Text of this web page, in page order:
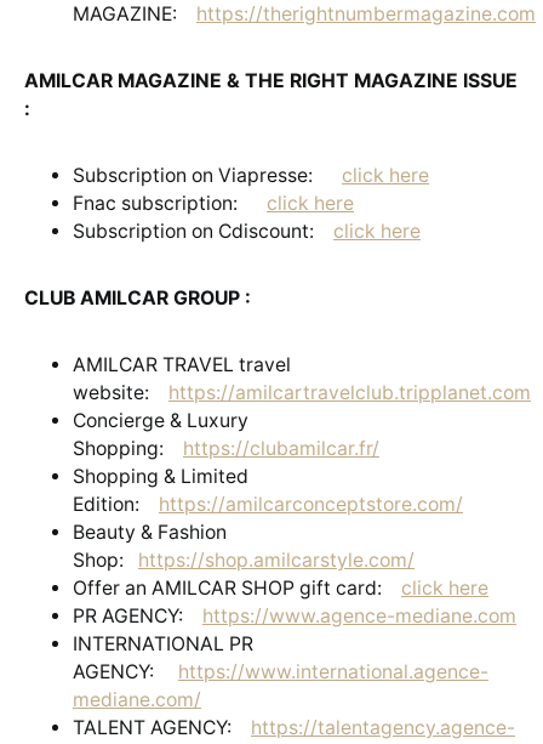
MAGAZINE: https://therightnumbermagazine.com
AMILCAR MAGAZINE & THE RIGHT MAGAZINE ISSUE
:
Subscription on Viapresse: click here
Fnac subscription: click here
Subscription on Cdiscount: click here
CLUB AMILCAR GROUP :
AMILCAR TRAVEL travel
website: https://amilcartravelclub.tripplanet.com
Concierge & Luxury
Shopping: https://clubamilcar.fr/
Shopping & Limited
Edition: https://amilcarconceptstore.com/
Beauty & Fashion
Shop: https://shop.amilcarstyle.com/
Offer an AMILCAR SHOP gift card: click here
PR AGENCY: https://www.agence-mediane.com
INTERNATIONAL PR
AGENCY: https://www.international.agence-
mediane.com/
TALENT AGENCY: https://talentagency.agence-